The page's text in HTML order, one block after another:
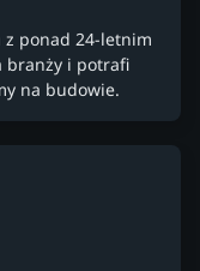
z ponad 24-letnim
branży i potrafi
na budowie.